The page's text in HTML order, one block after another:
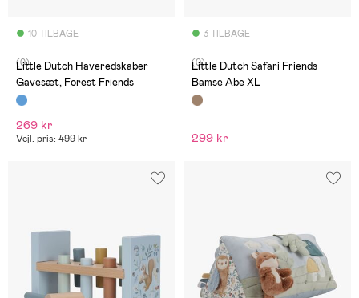
10 TILBAGE
(0)
Little Dutch Haveredskaber
Gavesæt, Forest Friends
269 kr
Vejl. pris: 499 kr
3 TILBAGE
(0)
Little Dutch Safari Friends
Bamse Abe XL
299 kr